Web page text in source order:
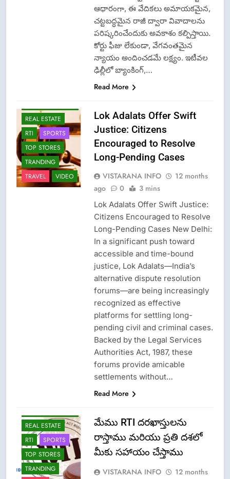
ఆధారంగా, ఈ వేదికలు అమాయకమైన,
చట్టబద్ధమైన రాజీ ద్వారా వివాదాలను
పరిష్కరించేందుకు అవకాశం కల్పిస్తాయి.
కోర్టు ఫీజు లేకుండా, వేగవంతమైన
న్యాయం అందించడమే లక్ష్యం. ఇటీవల
ఢిల్లీలో బ్యాంకింగ్,…
Read More
REAL ESTATE
RTI
SPORTS
TOP STORES
TRANDING
TRAVEL
VIDEO
Lok Adalats Offer Swift
Justice: Citizens
Encouraged to Resolve
Long-Pending Cases
VISTARANA INFO
12 months
ago
0 3 mins
Lok Adalats Offer Swift Justice:
Citizens Encouraged to Resolve
Long-Pending Cases New Delhi:
In a significant push toward
accessible and time-bound
justice, Lok Adalats—India’s
alternative dispute resolution
forums—are being increasingly
recognized as effective
platforms for settling long-
pending civil and criminal cases.
Backed by the Legal Services
Authorities Act, 1987, these
forums provide amicable
settlements without…
Read More
REAL ESTATE
RTI
SPORTS
TOP STORES
TRANDING
మేము RTI దరఖాస్తులను
రాస్తాము మరియు ప్రతి దశలో
మీకు సహాయం చేస్తాము
VISTARANA INFO
12 months